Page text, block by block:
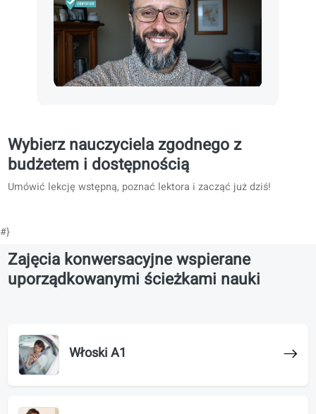
3
Wybierz nauczyciela!
Wybierz nauczyciela, który udzieli wsparcia,
lub umawiaj się regularnie na dopasowane
budżetem i dostępnością
Umówić lekcję wstępną, poznać lektora i zacząć już dziś!